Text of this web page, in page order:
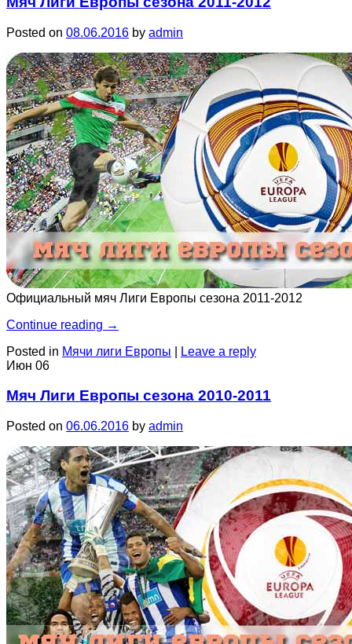
Posted on 08.06.2016 by admin
Официальный мяч Лиги Европы сезона 2011-2012
Continue reading →
Posted in Мячи лиги Европы
Leave a reply
Июн 06
Мяч Лиги Европы сезона 2010-2011
Posted on 06.06.2016 by admin